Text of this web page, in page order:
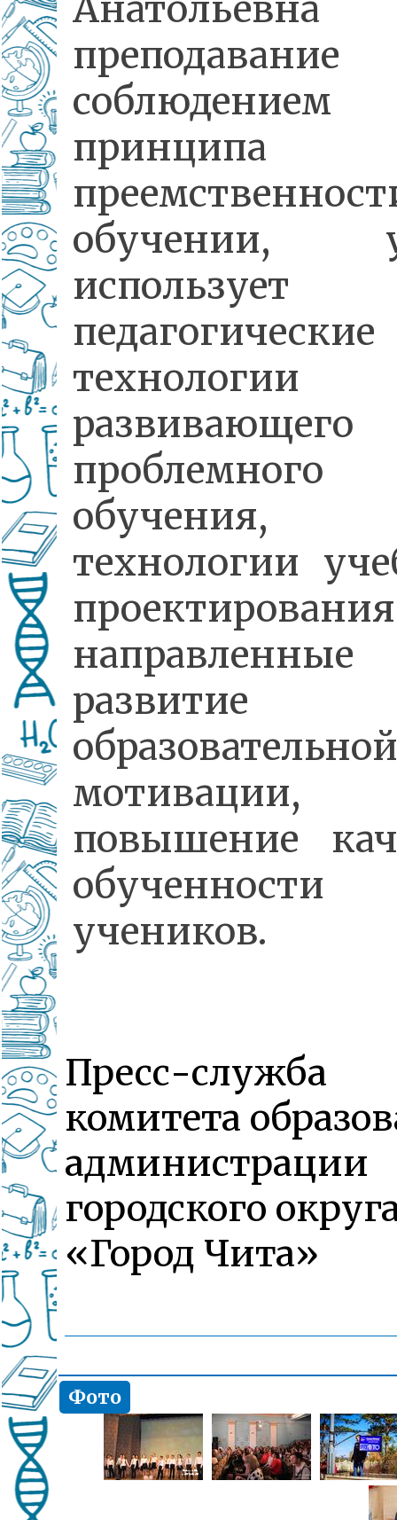
соблюдением
принципа
обучении,
использует
педагогические
технологии
проблемного
обучения,
технологии
развитие
образовательной
мотивации,
повышение
обученности
учеников.
Пресс-служба
комитета
администрации
городского
«Город Чита»
Фото